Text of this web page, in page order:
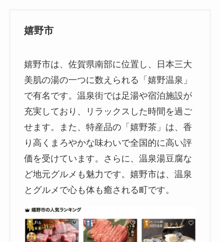
嬉野市
嬉野市は、佐賀県南部に位置し、日本三大
美肌の湯の一つに数えられる「嬉野温泉」
で有名です。温泉街では足湯や宿泊施設が
充実しており、リラックスした時間を過ご
せます。また、特産品の「嬉野茶」は、香
り高くまろやかな味わいで全国的に高い評
価を受けています。さらに、温泉湯豆腐な
ど地元グルメも魅力です。嬉野市は、温泉
とグルメで心も体も癒される町です。